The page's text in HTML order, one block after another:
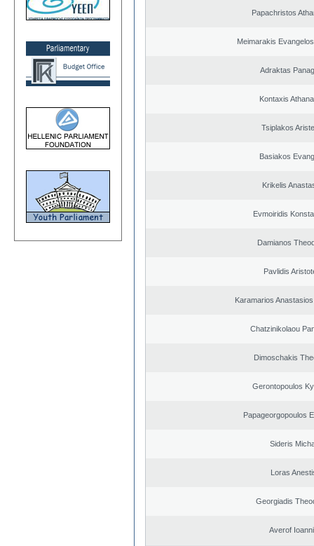
Papachristos
Meimarakis
Adraktas
Kontaxis
Tsiplakos
Basiakos
Krikelis
Evmoiridis
Damianos
Pavlidis
Karamarios
Chatzinikolaou
Dimoschakis
Gerontopoulos
Papageorgopoulos
Sideris
Loras
Georgiadis
Averof